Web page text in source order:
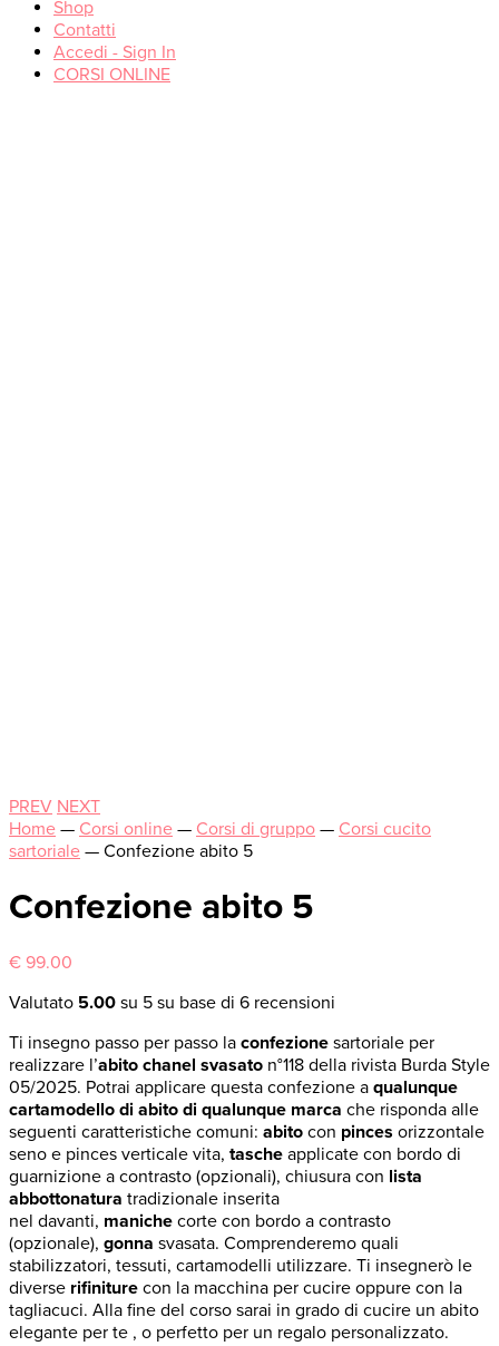
Shop
Contatti
Accedi - Sign In
CORSI ONLINE
PREV NEXT
Home — Corsi online — Corsi di gruppo — Corsi cucito
sartoriale — Confezione abito 5
Confezione abito 5
€ 99.00
Valutato 5.00 su 5 su base di 6 recensioni
Ti insegno passo per passo la confezione sartoriale per
realizzare l’abito chanel svasato n°118 della rivista Burda Style
05/2025. Potrai applicare questa confezione a qualunque
cartamodello di abito di qualunque marca che risponda alle
seguenti caratteristiche comuni: abito con pinces orizzontale
seno e pinces verticale vita, tasche applicate con bordo di
guarnizione a contrasto (opzionali), chiusura con lista
abbottonatura tradizionale inserita
nel davanti, maniche corte con bordo a contrasto
(opzionale), gonna svasata. Comprenderemo quali
stabilizzatori, tessuti, cartamodelli utilizzare. Ti insegnerò le
diverse rifiniture con la macchina per cucire oppure con la
tagliacuci. Alla fine del corso sarai in grado di cucire un abito
elegante per te , o perfetto per un regalo personalizzato.